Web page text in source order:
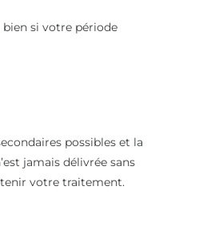
bien si votre période
possibles et la
jamais délivrée sans
votre traitement.